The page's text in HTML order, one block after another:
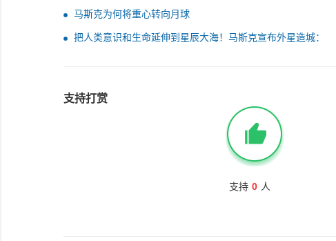
马斯克为何将重心转向月球
把人类意识和生命延伸到星辰大海！马斯克宣布外星造城：
支持打赏
支持 0 人